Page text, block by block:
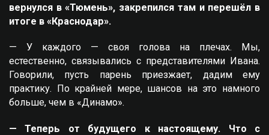
вернулся в «Тюмень», закрепился там и перешёл в
итоге в «Краснодар».
— У каждого — своя голова на плечах. Мы,
естественно, связывались с представителями Ивана.
Говорили, пусть парень приезжает, дадим ему
практику. По крайней мере, шансов на это намного
больше, чем в «Динамо».
— Теперь от будущего к настоящему. Что с